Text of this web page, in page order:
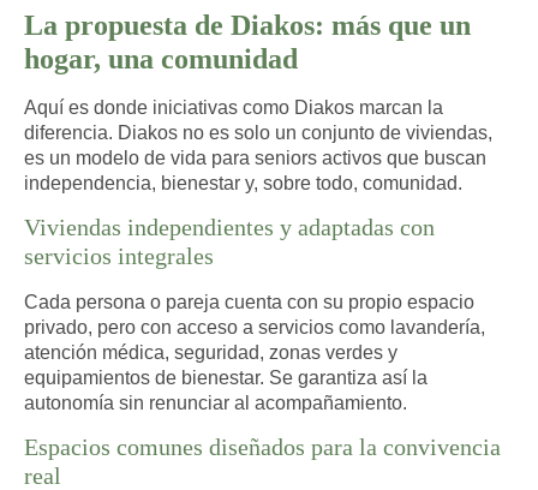
La propuesta de Diakos: más que un
hogar, una comunidad
Aquí es donde iniciativas como Diakos marcan la
diferencia. Diakos no es solo un conjunto de viviendas,
es un modelo de vida para seniors activos que buscan
independencia, bienestar y, sobre todo, comunidad.
Viviendas independientes y adaptadas con
servicios integrales
Cada persona o pareja cuenta con su propio espacio
privado, pero con acceso a servicios como lavandería,
atención médica, seguridad, zonas verdes y
equipamientos de bienestar. Se garantiza así la
autonomía sin renunciar al acompañamiento.
Espacios comunes diseñados para la convivencia
real